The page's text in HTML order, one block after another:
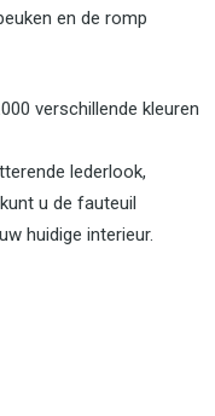
en de romp
verschillende kleuren
lederlook,
u de fauteuil
huidige interieur.